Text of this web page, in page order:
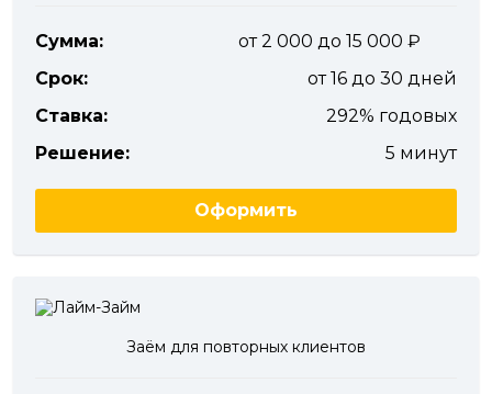
Сумма:
от 2 000 до 15 000
Срок:
от 16 до 30 дней
Ставка:
292% годовых
Решение:
5 минут
Оформить
Заём для повторных клиентов